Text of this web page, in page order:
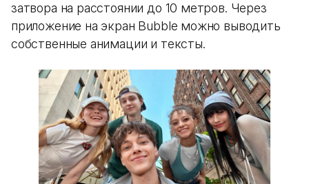
затвора на расстоянии до 10 метров. Через
приложение на экран Bubble можно выводить
собственные анимации и тексты.